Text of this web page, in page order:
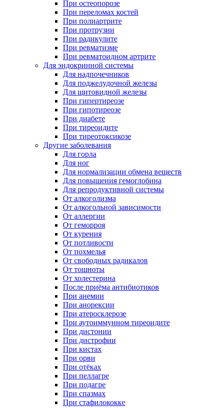
При остеопорозе
При переломах костей
При полиартрите
При протрузии
При радикулите
При ревматизме
При ревматоидном артрите
Для эндокринной системы
Для надпочечников
Для поджелудочной железы
Для щитовидной железы
При гипертиреозе
При гипотиреозе
При диабете
При тиреоидите
При тиреотоксикозе
Другие заболевания
Для горла
Для ног
Для нормализации обмена веществ
Для повышения гемоглобина
Для репродуктивной системы
От алкоголизма
От алкогольной зависимости
От аллергии
От геморроя
От курения
От потливости
От похмелья
От свободных радикалов
От тошноты
От холестерина
После приёма антибиотиков
При анемии
При анорексии
При атеросклерозе
При аутоиммунном тиреоидите
При дистонии
При дистрофии
При кистах
При орви
При отёках
При пеллагре
При подагре
При спазмах
При стафилококке